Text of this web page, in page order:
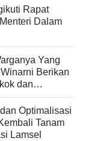
Rapat
Dalam
Yang
Berikan
dan
Optimalisasi
Tanam
Lamsel